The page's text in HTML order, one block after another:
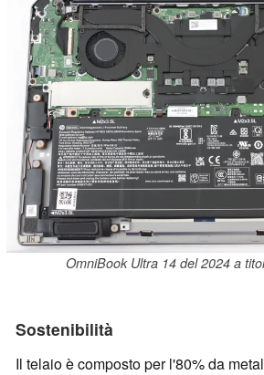
OmniBook Ultra 14 del 2024 a
Sostenibilità
Il telaio è composto per l'80% da